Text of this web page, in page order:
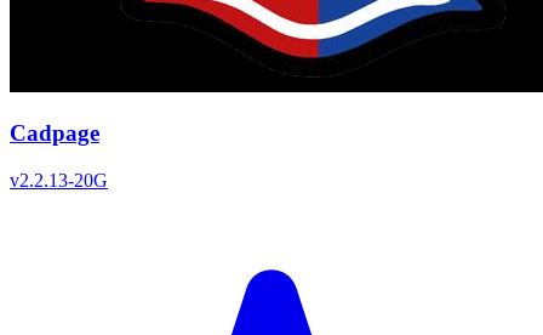
Cadpage
v2.2.13-20G